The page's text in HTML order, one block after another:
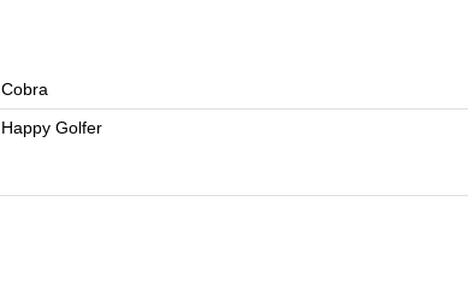
Cobra
Happy Golfer